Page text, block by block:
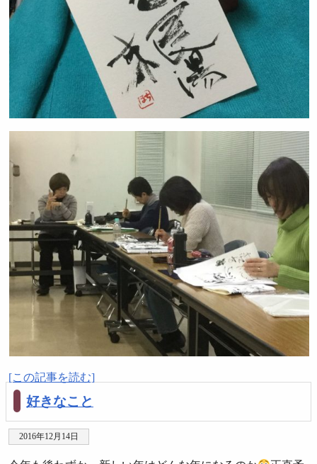
[この記事を読む]
好きなこと
2016年12月14日